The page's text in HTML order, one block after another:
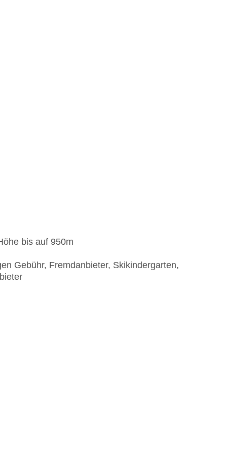
bis auf 950m
Gebühr, Fremdanbieter, Skikindergarten,